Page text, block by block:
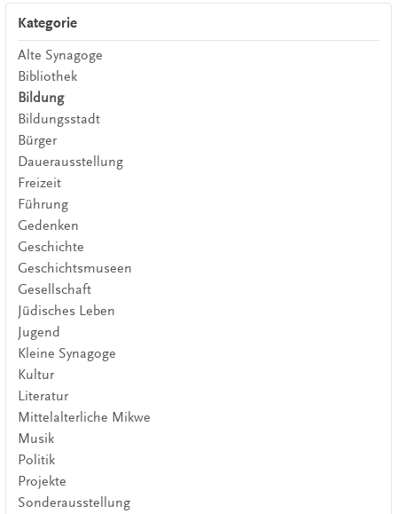
Kategorie
Alte Synagoge
Bibliothek
Bildung
Bildungsstadt
Bürger
Dauerausstellung
Freizeit
Führung
Gedenken
Geschichte
Geschichtsmuseen
Gesellschaft
Jüdisches Leben
Jugend
Kleine Synagoge
Kultur
Literatur
Mittelalterliche Mikwe
Musik
Politik
Projekte
Sonderausstellung